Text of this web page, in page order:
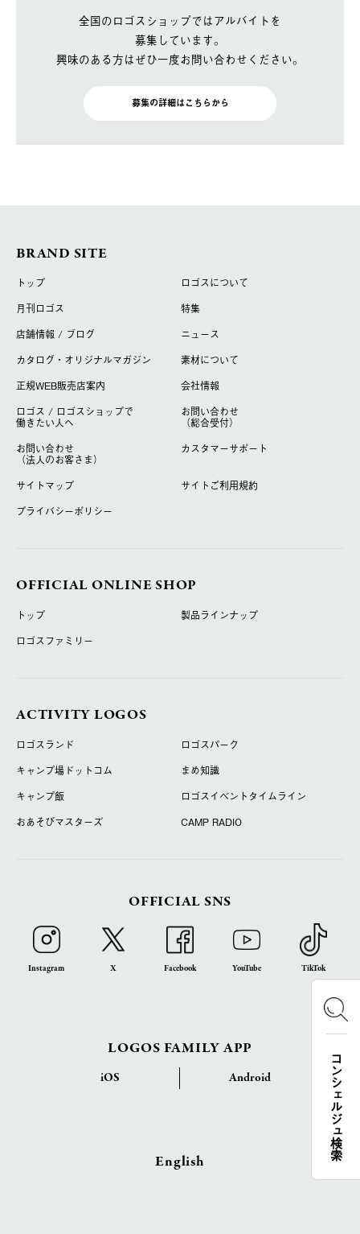
全国のロゴスショップではアルバイトを
募集しています。
興味のある方はぜひ一度お問い合わせください。
募集の詳細はこちらから
コンシェルジュ検索
BRAND SITE
トップ
ロゴスについて
月刊ロゴス
特集
店舗情報 / ブログ
ニュース
カタログ・オリジナルマガジン
素材について
正規WEB販売店案内
会社情報
ロゴス / ロゴスショップで
働きたい人へ
お問い合わせ
（総合受付）
お問い合わせ
（法人のお客さま）
カスタマーサポート
サイトマップ
サイトご利用規約
プライバシーポリシー
OFFICIAL ONLINE SHOP
トップ
製品ラインナップ
ロゴスファミリー
ACTIVITY LOGOS
ロゴスランド
ロゴスパーク
キャンプ場ドットコム
まめ知識
キャンプ飯
ロゴスイベントタイムライン
おあそびマスターズ
CAMP RADIO
OFFICIAL SNS
Instagram X Facebook YouTube TikTok
LOGOS FAMILY APP
iOS Android
English